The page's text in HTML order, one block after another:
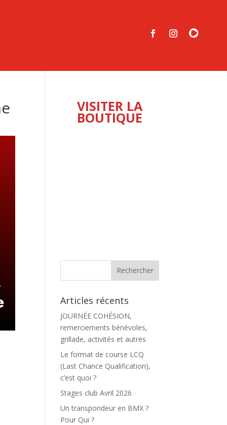
VISITER LA
BOUTIQUE
Articles récents
JOURNÉE COHÉSION,
remerciements bénévoles,
grillade, activités et autres
Le format de course LCQ
(Last Chance Qualification),
c’est quoi ?
Stages club Avril 2026
Un transpondeur en BMX ?
Pour Qui ?